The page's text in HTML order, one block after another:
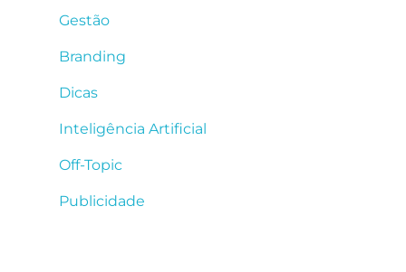
Gestão
Branding
Dicas
Inteligência Artificial
Off-Topic
Publicidade